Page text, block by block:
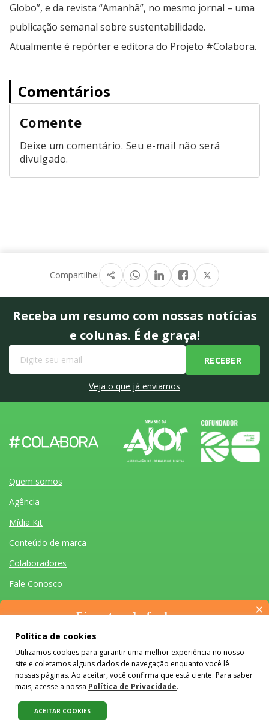
Globo”, e da revista “Amanhã”, no mesmo jornal – uma
publicação semanal sobre sustentabilidade.
Atualmente é repórter e editora do Projeto #Colabora.
Comentários
Comente
Deixe um comentário. Seu e-mail não será
divulgado.
Compartilhe:
Receba um resumo com nossas notícias
e colunas. É de graça!
Veja o que já enviamos
Quem somos
Agência
Mídia Kit
Conteúdo de marca
Colaboradores
Fale Conosco
Quem somos Agência Mídia Kit Conteúdo de marca Colaboradores Fale Conosco
Desenvolvido por Homem Máquina - Todos os Direitos Reservados 2026
O conteúdo do #Colabora é licenciado em Creative Commons e pode
ser reproduzido e compartilhado, desde que mantidos os créditos,
Política de cookies
Utilizamos cookies para garantir uma melhor experiência no nosso
site e coletamos alguns dados de navegação enquanto você lê
nossas páginas. Ao aceitar, você confirma que está ciente. Para saber
mais, acesse a nossa Política de Privacidade.
ACEITAR COOKIES
×
Ei, antes de fechar…
Pense na importância de manter-se informado(a). Quer ter
colunistas e reportagens especiais? Receba a nossa newsletter.
É de graça :)